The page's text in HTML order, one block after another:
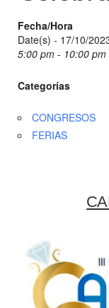
Fecha/Hora
Date(s) - 17/10/
5:00 pm - 10:00 pm
Categorías
CONGRESOS
FERIAS